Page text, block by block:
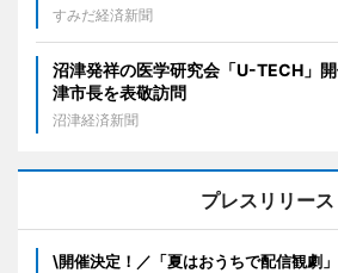
すみだ経済新聞
沼津発祥の医学研究会「U-TECH」
津市長を表敬訪問
沼津経済新聞
プレスリリース
\開催決定！／「夏はおうちで配信観劇